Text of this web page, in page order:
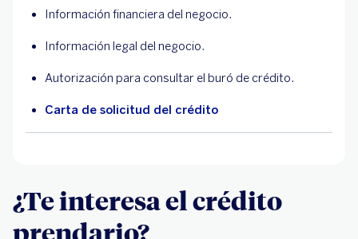
Información financiera del negocio.
Información legal del negocio.
Autorización para consultar el buró de crédito.
Carta de solicitud del crédito
¿Te interesa el crédito
prendario?